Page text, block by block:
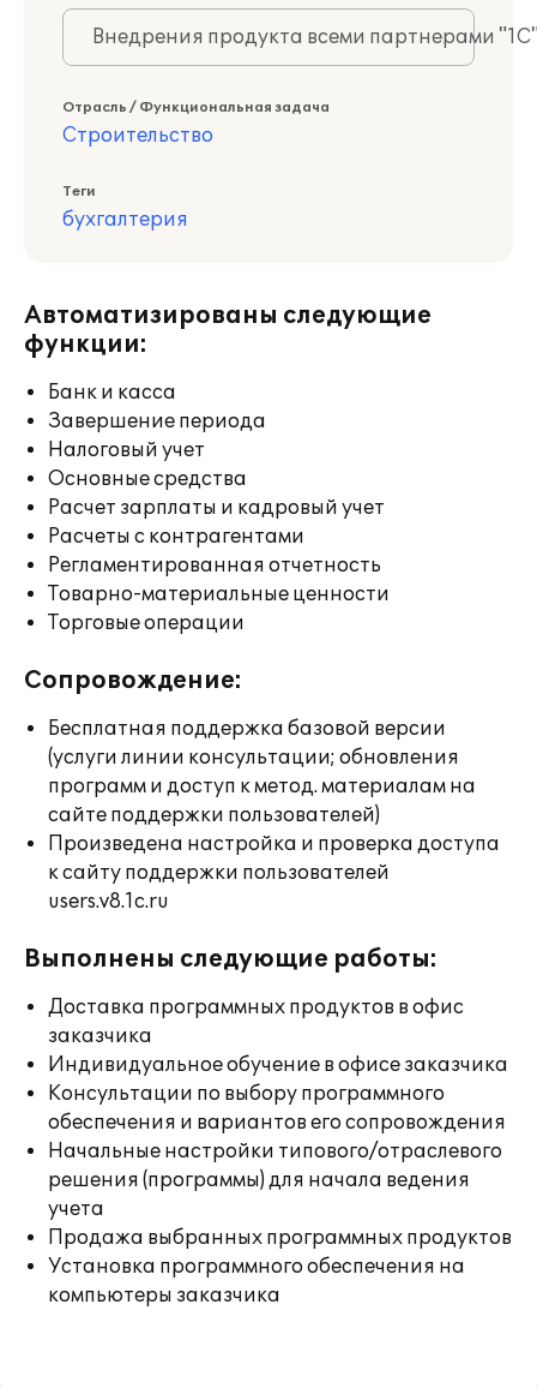
Внедрения продукта всеми партнерами
Отрасль / Функциональная задача
Строительство
Теги
бухгалтерия
Автоматизированы следующие
функции:
Банк и касса
Завершение периода
Налоговый учет
Основные средства
Расчет зарплаты и кадровый учет
Расчеты с контрагентами
Регламентированная отчетность
Товарно-материальные ценности
Торговые операции
Сопровождение:
Бесплатная поддержка базовой версии
(услуги линии консультации; обновления
программ и доступ к метод. материалам на
сайте поддержки пользователей)
Произведена настройка и проверка доступа
к сайту поддержки пользователей
users.v8.1c.ru
Выполнены следующие работы:
Доставка программных продуктов в офис
заказчика
Индивидуальное обучение в офисе заказчика
Консультации по выбору программного
обеспечения и вариантов его сопровождения
Начальные настройки типового/отраслевого
решения (программы) для начала ведения
учета
Продажа выбранных программных продуктов
Установка программного обеспечения на
компьютеры заказчика